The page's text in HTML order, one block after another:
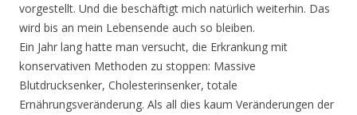
vorgestellt. Und die beschäftigt mich natürlich weiterhin. Das
wird bis an mein Lebensende auch so bleiben.
Ein Jahr lang hatte man versucht, die Erkrankung mit
konservativen Methoden zu stoppen: Massive
Blutdrucksenker, Cholesterinsenker, totale
Ernährungsveränderung. Als all dies kaum Veränderungen der